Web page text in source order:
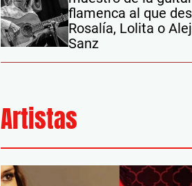
flamenca al que
Rosalía, Lolita o
Sanz
Artistas